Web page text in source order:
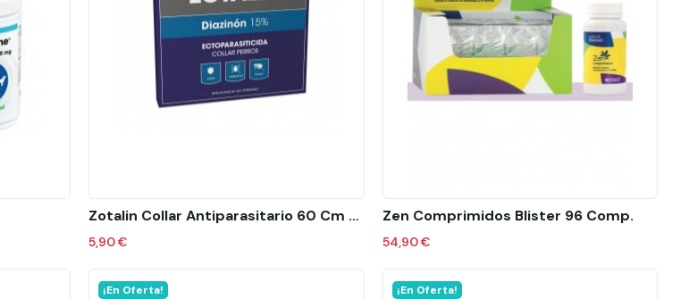
Zotalin Collar Antiparasitario 60 Cm Perros
5,90 €
¡En Oferta!
Zen Comprimidos Blister 96 Comp.
54,90 €
¡En Oferta!